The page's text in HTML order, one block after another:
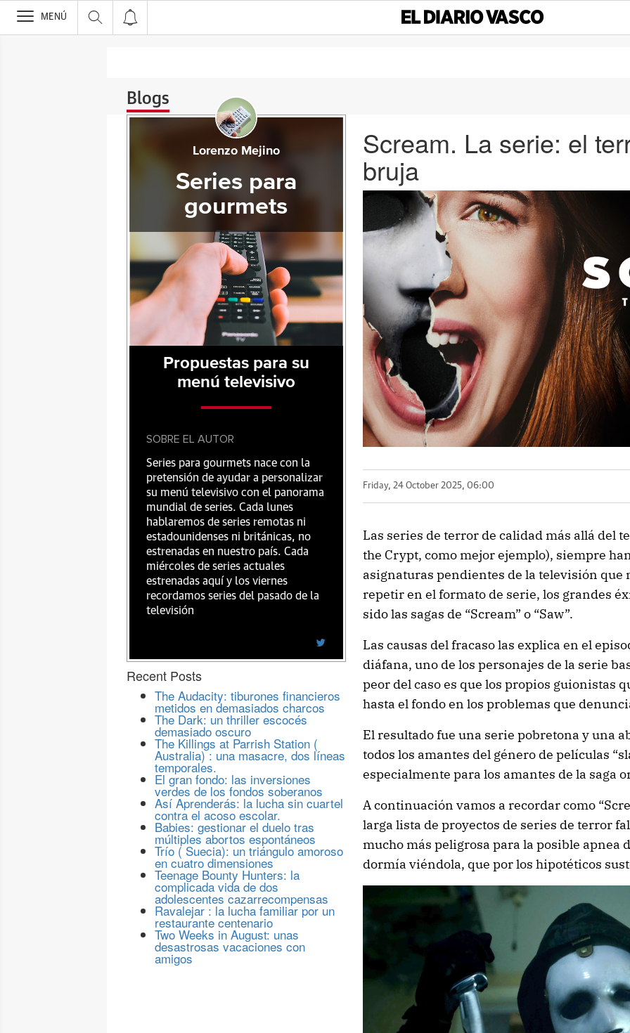
>
MENÚ
Blogs
Scream. La serie: el
bruja
Friday, 24 October 2025, 06:00
Las series de terror de calidad más allá del
the Crypt, como mejor ejemplo), siempre
asignaturas pendientes de la televisión que
repetir en el formato de serie, los grandes
sido las sagas de “Scream” o “Saw”.
Las causas del fracaso las explica en el
diáfana, uno de los personajes de la serie
peor del caso es que los propios guionistas
hasta el fondo en los problemas que
El resultado fue una serie pobretona y una
todos los amantes del género de películas
especialmente para los amantes de la saga
A continuación vamos a recordar como
larga lista de proyectos de series de terror
mucho más peligrosa para la posible apnea
dormía viéndola, que por los hipotéticos
Lorenzo Mejino
Series para
gourmets
Propuestas para su
menú televisivo
SOBRE EL AUTOR
Series para gourmets nace con la
pretensión de ayudar a personalizar
su menú televisivo con el panorama
mundial de series. Cada lunes
hablaremos de series remotas ni
estadounidenses ni británicas, no
estrenadas en nuestro país. Cada
miércoles de series actuales
estrenadas aquí y los viernes
recordamos series del pasado de la
televisión
Recent Posts
The Audacity: tiburones financieros
metidos en demasiados charcos
The Dark: un thriller escocés
demasiado oscuro
The Killings at Parrish Station (
Australia) : una masacre, dos líneas
temporales.
El gran fondo: las inversiones
verdes de los fondos soberanos
Así Aprenderás: la lucha sin cuartel
contra el acoso escolar.
Babies: gestionar el duelo tras
múltiples abortos espontáneos
Trío ( Suecia): un triángulo amoroso
en cuatro dimensiones
Teenage Bounty Hunters: la
complicada vida de dos
adolescentes cazarrecompensas
Ravalejar : la lucha familiar por un
restaurante centenario
Two Weeks in August: unas
desastrosas vacaciones con
amigos